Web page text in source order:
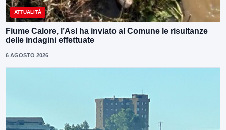
ATTUALITÀ
Fiume Calore, l’Asl ha inviato al Comune le risultanze
delle indagini effettuate
6 AGOSTO 2026